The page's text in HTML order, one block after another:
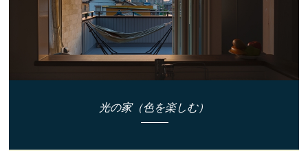
光の家（色を楽しむ）